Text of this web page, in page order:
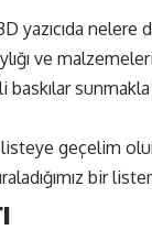
yazıcıda
ve
sunmakla
geçelim
bir